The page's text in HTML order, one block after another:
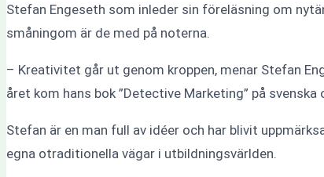
Stefan Engeseth som inleder sin föreläsning om
småningom är de med på noterna.
– Kreativitet går ut genom kroppen, menar Stefan
året kom hans bok ”Detective Marketing” på
Stefan är en man full av idéer och har blivit
egna otraditionella vägar i utbildningsvärlden.